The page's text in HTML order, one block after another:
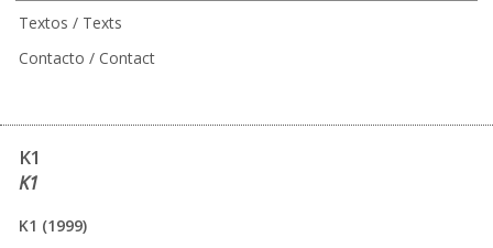
Textos / Texts
Contacto / Contact
K1
K1
K1 (1999)